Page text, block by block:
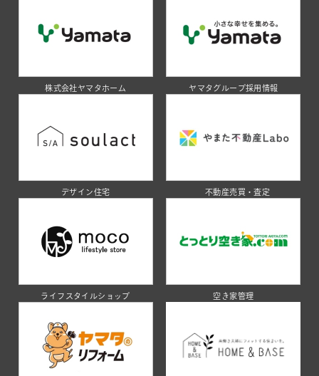
株式会社ヤマタホーム ヤマタグループ採用情報
デザイン住宅 不動産売買・査定
ライフスタイルショップ 空き家管理